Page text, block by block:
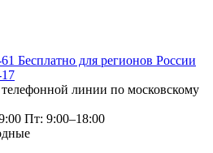
Бесплатно для регионов России
линии по московскому
Пт: 9:00–18:00